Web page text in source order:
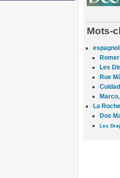
Mots-
espagnol
Les
Rue
La
Dos
Les